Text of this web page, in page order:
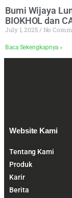
Bumi Wijaya
BIOKHOL dan
July 1, 2025 No
Baca Sekengkapnya »
Website Kami
Tentang Kami
Produk
Karir
Berita